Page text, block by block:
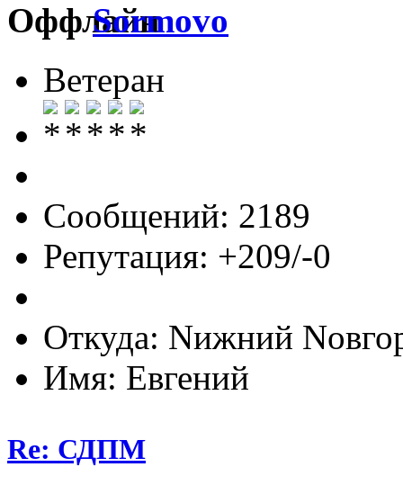
Sormovo
Ветеран
Сообщений: 2189
Репутация: +209/-0
Откуда: Nижний
Имя: Евгений
Re: СДПМ